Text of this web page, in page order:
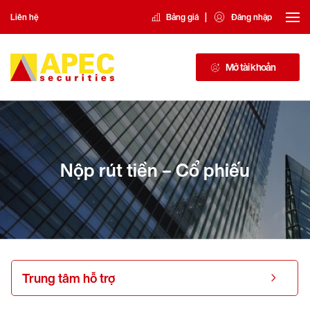
Liên hệ Bảng giá | Đăng nhập
Mở tài khoản
Nộp rút tiền – Cổ phiếu
Trung tâm hỗ trợ